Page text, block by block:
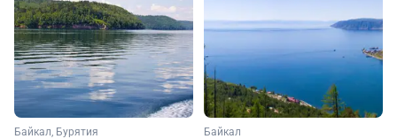
Байкал, Бурятия Байкал